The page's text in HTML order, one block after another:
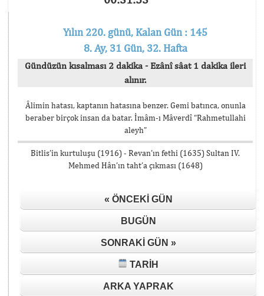
Yılın 220. günü, Kalan Gün : 145
8. Ay, 31 Gün, 32. Hafta
Gündüzün kısalması 2 dakika - Ezânî sâat 1 dakika ileri
alınır.
Âlimin hatası, kaptanın hatasına benzer. Gemi batınca, onunla
beraber birçok insan da batar. İmâm-ı Mâverdî “Rahmetullahi
aleyh”
Bitlis’in kurtuluşu (1916) - Revan’ın fethi (1635) Sultan IV.
Mehmed Hân’ın taht’a çıkması (1648)
« ÖNCEKI GÜN
BUGÜN
SONRAKI GÜN »
TARIH
ARKA YAPRAK